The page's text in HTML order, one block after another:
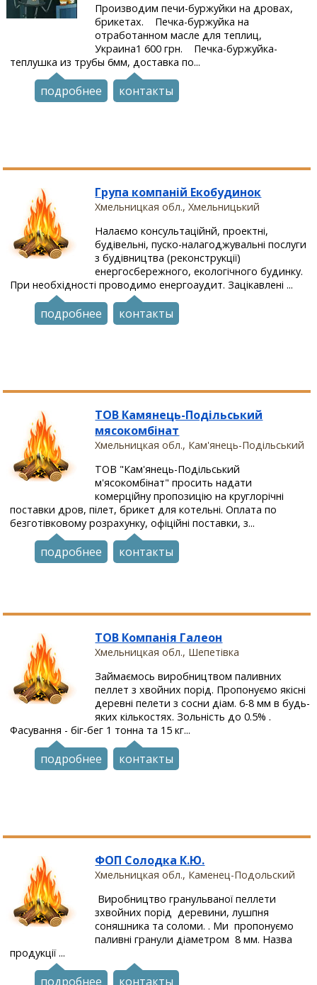
Производим печи-буржуйки на дровах,
брикетах. Печка-буржуйка на
отработанном масле для теплиц,
Украина1 600 грн. Печка-буржуйка-
теплушка из трубы 6мм, доставка по...
подробнее контакты
Група компаній Екобудинок
Хмельницкая обл., Хмельницький
Налаємо консультаційнй, проектні,
будівельні, пуско-налагоджувальні послуги
з будівництва (реконструкції)
енергосбережного, екологічного будинку.
При необхідності проводимо енергоаудит. Зацікавлені ...
подробнее контакты
ТОВ Камянець-Подільський
мясокомбінат
Хмельницкая обл., Кам'янець-Подільський
ТОВ "Кам'янець-Подільський
м'ясокомбінат" просить надати
комерційну пропозицію на круглорічні
поставки дров, пілет, брикет для котельні. Оплата по
безготівковому розрахунку, офіційні поставки, з...
подробнее контакты
ТОВ Компанія Галеон
Хмельницкая обл., Шепетівка
Займаємось виробництвом паливних
пеллет з хвойних порід. Пропонуємо якісні
деревні пелети з сосни діам. 6-8 мм в будь-
яких кількостях. Зольність до 0.5% .
Фасування - біг-бег 1 тонна та 15 кг...
подробнее контакты
ФОП Солодка К.Ю.
Хмельницкая обл., Каменец-Подольский
Виробництво гранульваної пеллети
зхвойних порід деревини, лушпня
соняшника та соломи. . Ми пропонуємо
паливні гранули діаметром 8 мм. Назва
продукції ...
подробнее контакты